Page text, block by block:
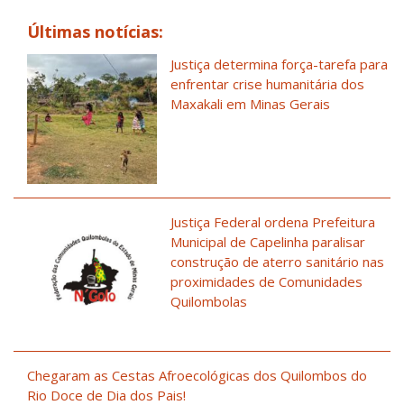
Últimas notícias:
Justiça determina força-tarefa para
enfrentar crise humanitária dos
Maxakali em Minas Gerais
Justiça Federal ordena Prefeitura
Municipal de Capelinha paralisar
construção de aterro sanitário nas
proximidades de Comunidades
Quilombolas
Chegaram as Cestas Afroecológicas dos Quilombos do
Rio Doce de Dia dos Pais!